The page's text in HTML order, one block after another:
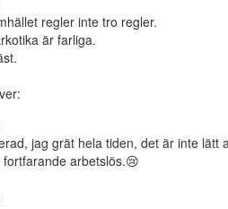
regler inte tro regler.
är farliga.
jag grät hela tiden, det är inte
arbetslös.😢